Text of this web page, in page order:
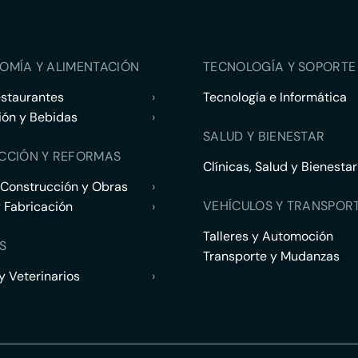
Y ALIMENTACIÓN
›
y Bebidas
›
Y REFORMAS
y Obras
›
›
Veterinarios
›
TECNOLOGÍA Y
Tecnología e Informática
SALUD Y BIENESTAR
Clínicas, Salud y Bienestar
VEHÍCULOS Y
Talleres y Automoción
Transporte y Mudanzas